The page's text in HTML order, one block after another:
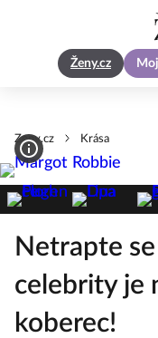
Ženy.cz
Zeny.cz Krása
Netrapte
celebrity je
koberec!